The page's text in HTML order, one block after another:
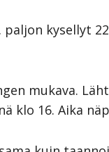
kysellyt
mukava.
klo 16. Aika